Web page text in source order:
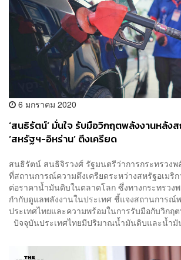
6 มกราคม 2020
‘สนธิรัตน์’ มั่นใจ รับมือวิกฤตพลังงานหลัง
‘สหรัฐฯ-อิหร่าน’ ตึงเครียด
สนธิรัตน์ สนธิจิรวงศ์ รัฐมนตรีว่าการกระทรวงพ
ที่สถานการณ์ความตึงเครียดระหว่างสหรัฐอเมริ
ต่อราคาน้ำมันดิบในตลาดโลก ซึ่งทางกระทรวง
กำกับดูแลพลังงานในประเทศ ชี้แจงสถานการณ์
ประเทศไทยและความพร้อมในการรับมือกับวิกฤ
ปัจจุบันประเทศไทยมีปริมาณน้ำมันดิบและน้ำมั